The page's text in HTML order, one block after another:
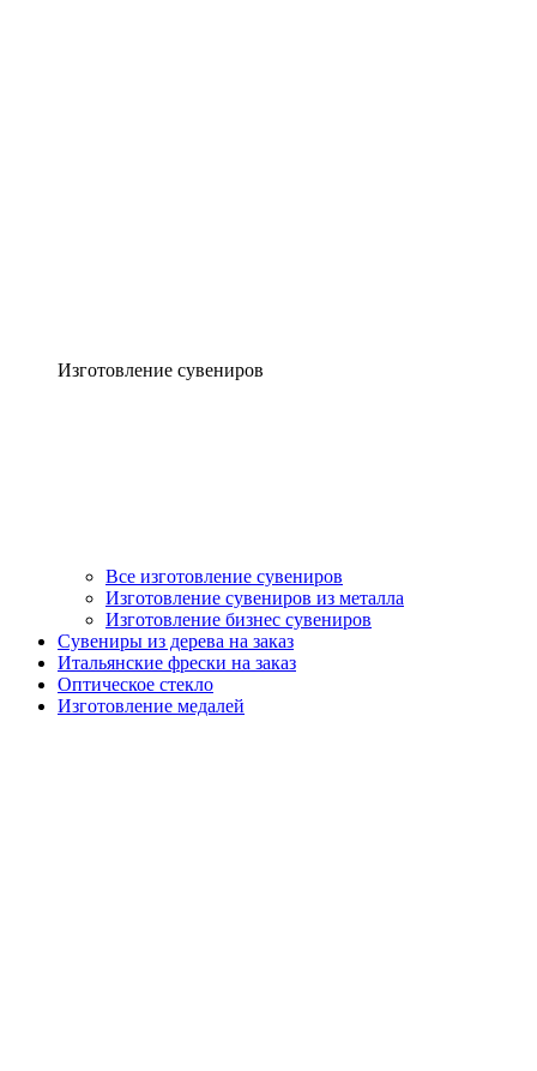
Изготовление сувениров
Все изготовление сувениров
Изготовление сувениров из металла
Изготовление бизнес сувениров
Сувениры из дерева на заказ
Итальянские фрески на заказ
Оптическое стекло
Изготовление медалей